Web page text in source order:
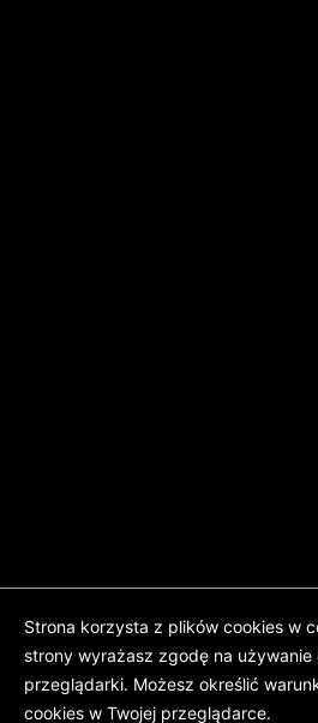
Strona korzysta z plików cookies w
strony wyrażasz zgodę na
przeglądarki. Możesz określić
cookies w Twojej przeglądarce.